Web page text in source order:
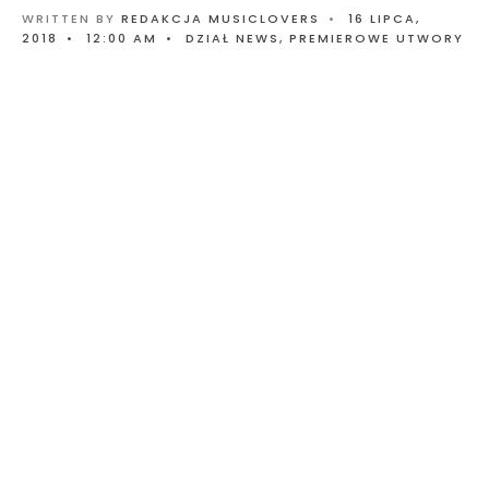
WRITTEN BY REDAKCJA MUSICLOVERS •
16 LIPCA,
2018
• 12:00 AM • DZIAŁ NEWS, PREMIEROWE UTWORY